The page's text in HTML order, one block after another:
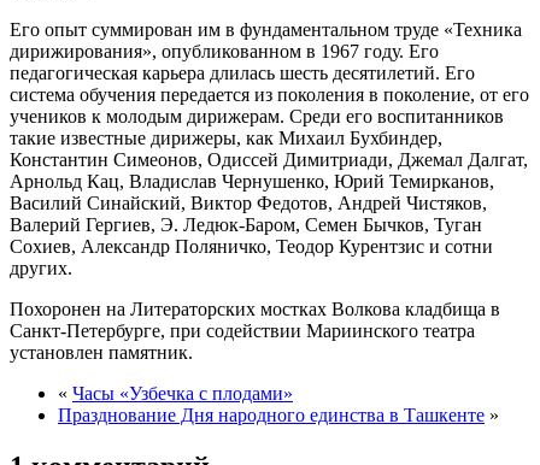
Его опыт суммирован им в фундаментальном труде «Техника
дирижирования», опубликованном в 1967 году. Его
педагогическая карьера длилась шесть десятилетий. Его
система обучения передается из поколения в поколение, от его
учеников к молодым дирижерам. Среди его воспитанников
такие известные дирижеры, как Михаил Бухбиндер,
Константин Симеонов, Одиссей Димитриади, Джемал Далгат,
Арнольд Кац, Владислав Чернушенко, Юрий Темирканов,
Василий Синайский, Виктор Федотов, Андрей Чистяков,
Валерий Гергиев, Э. Ледюк-Баром, Семен Бычков, Туган
Сохиев, Александр Поляничко, Теодор Курентзис и сотни
других.
Похоронен на Литераторских мостках Волкова кладбища в
Санкт-Петербурге, при содействии Мариинского театра
установлен памятник.
« Часы «Узбечка с плодами»
Празднование Дня народного единства в Ташкенте »